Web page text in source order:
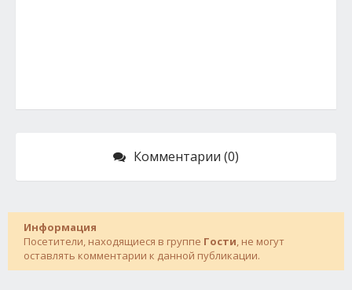
Комментарии (0)
Информация
Посетители, находящиеся в группе Гости, не могут
оставлять комментарии к данной публикации.